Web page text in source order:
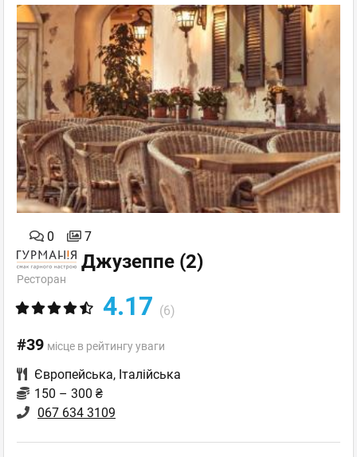
0 7
Джузеппе (2)
Ресторан
4.17 (6)
#39 місце в рейтингу уваги
Європейська, Італійська
150 – 300 ₴
067 634 3109